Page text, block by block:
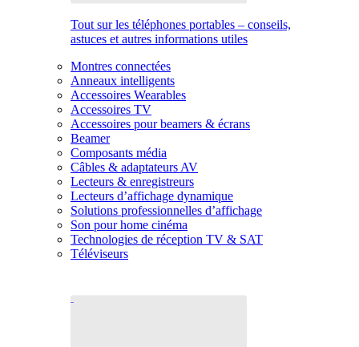
Tout sur les téléphones portables – conseils,
astuces et autres informations utiles
Montres connectées
Anneaux intelligents
Accessoires Wearables
Accessoires TV
Accessoires pour beamers & écrans
Beamer
Composants média
Câbles & adaptateurs AV
Lecteurs & enregistreurs
Lecteurs d’affichage dynamique
Solutions professionnelles d’affichage
Son pour home cinéma
Technologies de réception TV & SAT
Téléviseurs